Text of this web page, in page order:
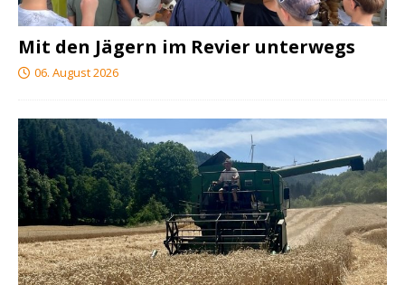
Mit den Jägern im Revier unterwegs
06. August 2026